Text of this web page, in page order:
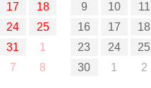
17
18
24
25
31
1
7
8
9
10 11
16
17 18
23
24 25
30
1 2